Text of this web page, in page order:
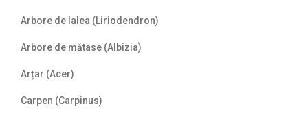
Arbore de lalea (Liriodendron)
Arbore de mătase (Albizia)
Arțar (Acer)
Carpen (Carpinus)